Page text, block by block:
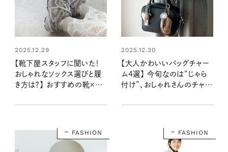
2025.12.29
【靴下屋スタッフに聞いた！
おしゃれなソックス選びと履
き方は？】 おすすめの靴×靴
2025.12.30
【大人かわいいバッグチャー
ム4選】 今旬なのは“じゃら
付け”、おしゃれさんのチャー
FASHION FASHION